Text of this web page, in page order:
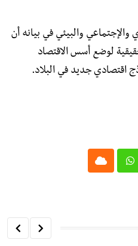
والبيئي في بيانه أن
لوضع أسس الاقتصاد
اقتصادي جديد في البلاد.
Whatsapp
Cloud